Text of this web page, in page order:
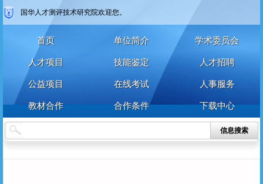
用户名
登录 注册
密 码
确认密码
登录
国华人才测评技术研究院欢迎您。
首页 单位简介 学术委员会
人才项目 技能鉴定 人才招聘
公益项目 在线考试 人事服务
教材合作 合作条件 下载中心
信息搜索